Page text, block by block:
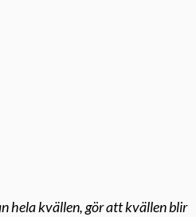
hela kvällen, gör att kvällen blir